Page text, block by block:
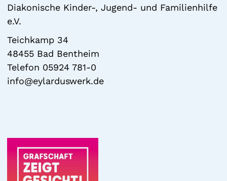
Diakonische Kinder-, Jugend- und Familienhilfe
e.V.
Teichkamp 34
48455 Bad Bentheim
Telefon 05924 781-0
info@eylarduswerk.de